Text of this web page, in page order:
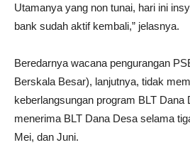
Utamanya yang non tunai, hari ini
bank sudah aktif kembali,” jelasnya.
Beredarnya wacana pengurangan
Berskala Besar), lanjutnya, tidak
keberlangsungan program BLT Dana
menerima BLT Dana Desa selama
Mei, dan Juni.